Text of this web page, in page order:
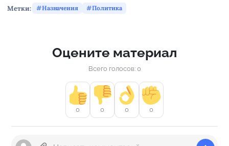
Метки: Назначения Политика
Оцените материал
Всего голосов: 0
0 0 0 0